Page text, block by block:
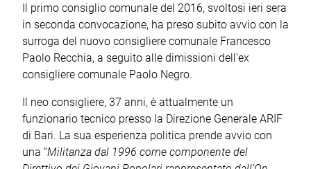
Il primo consiglio comunale del 2016, svoltosi ieri sera
in seconda convocazione, ha preso subito avvio con la
surroga del nuovo consigliere comunale Francesco
Paolo Recchia, a seguito alle dimissioni dell’ex
consigliere comunale Paolo Negro.
Il neo consigliere, 37 anni, è attualmente un
funzionario tecnico presso la Direzione Generale ARIF
di Bari. La sua esperienza politica prende avvio con
una “Militanza dal 1996 come componente del